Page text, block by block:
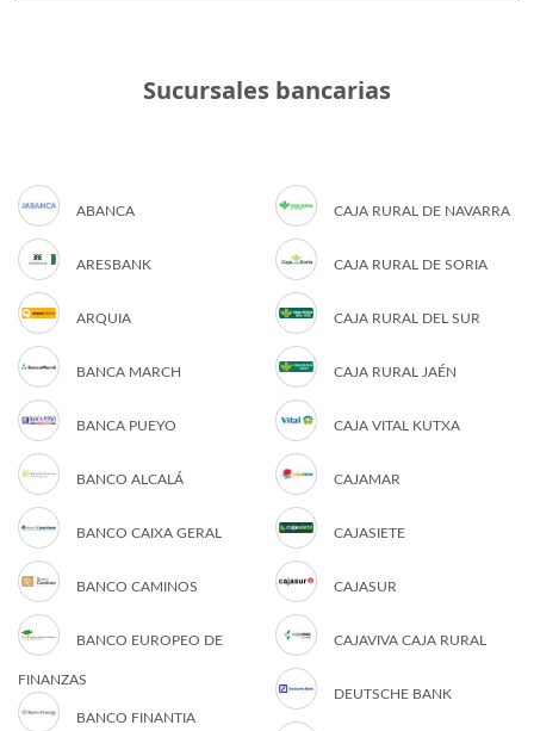
Sucursales bancarias
ABANCA
ARESBANK
ARQUIA
BANCA MARCH
BANCA PUEYO
BANCO ALCALÁ
BANCO CAIXA GERAL
BANCO CAMINOS
BANCO EUROPEO DE
FINANZAS
BANCO FINANTIA
CAJA RURAL DE NAVARRA
CAJA RURAL DE SORIA
CAJA RURAL DEL SUR
CAJA RURAL JAÉN
CAJA VITAL KUTXA
CAJAMAR
CAJASIETE
CAJASUR
CAJAVIVA CAJA RURAL
DEUTSCHE BANK